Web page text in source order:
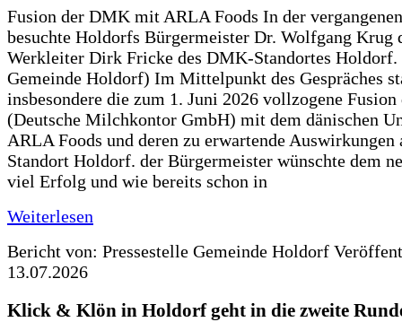
Fusion der DMK mit ARLA Foods In der
besuchte Holdorfs Bürgermeister Dr. Wolfgang Krug
Werkleiter Dirk Fricke des DMK-Standortes Holdorf.
Gemeinde Holdorf) Im Mittelpunkt des Gespräches
insbesondere die zum 1. Juni 2026 vollzogene
(Deutsche Milchkontor GmbH) mit dem dänischen
ARLA Foods und deren zu erwartende Auswirkungen
Standort Holdorf. der Bürgermeister wünschte dem
viel Erfolg und wie bereits schon in
Weiterlesen
Bericht von: Pressestelle Gemeinde Holdorf
13.07.2026
Klick & Klön in Holdorf geht in die zweite